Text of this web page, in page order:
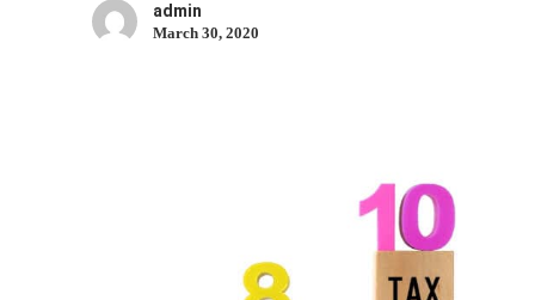
admin
March 30, 2020